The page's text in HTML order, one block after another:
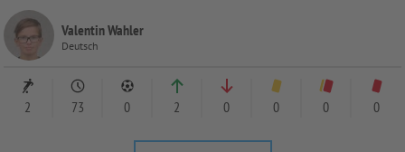
Valentin Wahler
Deutsch
2 73 0 2 0 0 0 0